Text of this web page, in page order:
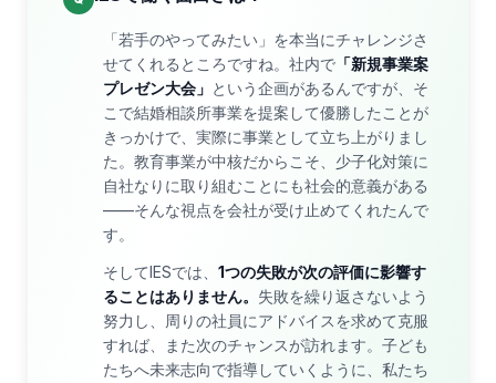
「若手のやってみたい」を本当にチャレンジさ
せてくれるところですね。社内で 「新規事業案
プレゼン大会」 という企画があるんですが、そ
こで結婚相談所事業を提案して優勝したことが
きっかけで、実際に事業として立ち上がりまし
た。教育事業が中核だからこそ、少子化対策に
自社なりに取り組むことにも社会的意義がある
——そんな視点を会社が受け止めてくれたんで
す。
そしてIESでは、 1つの失敗が次の評価に影響す
ることはありません。 失敗を繰り返さないよう
努力し、周りの社員にアドバイスを求めて克服
すれば、また次のチャンスが訪れます。子ども
たちへ未来志向で指導していくように、私たち